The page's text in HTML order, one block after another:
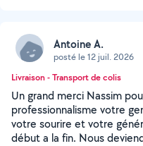
Antoine A.
posté le 12 juil. 2026
Livraison - Transport de colis
Un grand merci Nassim
professionnalisme votre
votre sourire et votre
début a la fin. Nous